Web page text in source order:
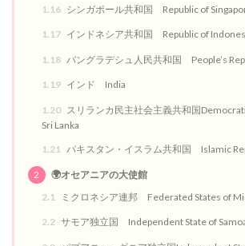
1.16 シンガポール共和国 Republic of
1.17 インドネシア共和国 Republic of
1.18 バングラデシュ人民共和国 People’s
1.19 インド India
1.20 スリランカ民主社会主義共和国
Sri Lanka
1.21 パキスタン・イスラム共和国 Islamic
2
🌍オセアニアの大使館
2.1
ミクロネシア連邦 Federated States of
2.2 サモア独立国 Independent State of